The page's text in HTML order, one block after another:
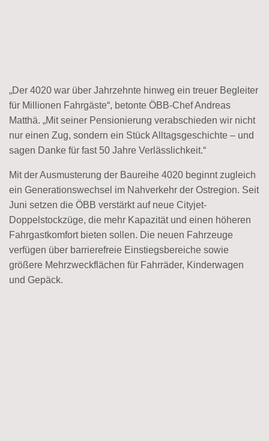
„Der 4020 war über Jahrzehnte hinweg ein treuer Begleiter
für Millionen Fahrgäste“, betonte ÖBB-Chef Andreas
Matthä. „Mit seiner Pensionierung verabschieden wir nicht
nur einen Zug, sondern ein Stück Alltagsgeschichte – und
sagen Danke für fast 50 Jahre Verlässlichkeit.“
Mit der Ausmusterung der Baureihe 4020 beginnt zugleich
ein Generationswechsel im Nahverkehr der Ostregion. Seit
Juni setzen die ÖBB verstärkt auf neue Cityjet-
Doppelstockzüge, die mehr Kapazität und einen höheren
Fahrgastkomfort bieten sollen. Die neuen Fahrzeuge
verfügen über barrierefreie Einstiegsbereiche sowie
größere Mehrzweckflächen für Fahrräder, Kinderwagen
und Gepäck.